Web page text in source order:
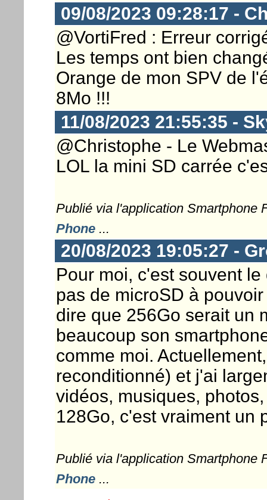
09/08/2023 09:28:17 -
@VortiFred : Erreur
Les temps ont bien
Orange de mon SPV de
8Mo !!!
11/08/2023 21:55:35 -
@Christophe - Le
LOL la mini SD carrée
Publié via l'application Smartphone
Phone...
20/08/2023 19:05:27 -
Pour moi, c'est souvent
pas de microSD à
dire que 256Go serait un
beaucoup son
comme moi.
reconditionné) et j'ai
vidéos, musiques,
128Go, c'est vraiment un
Publié via l'application Smartphone
Phone...